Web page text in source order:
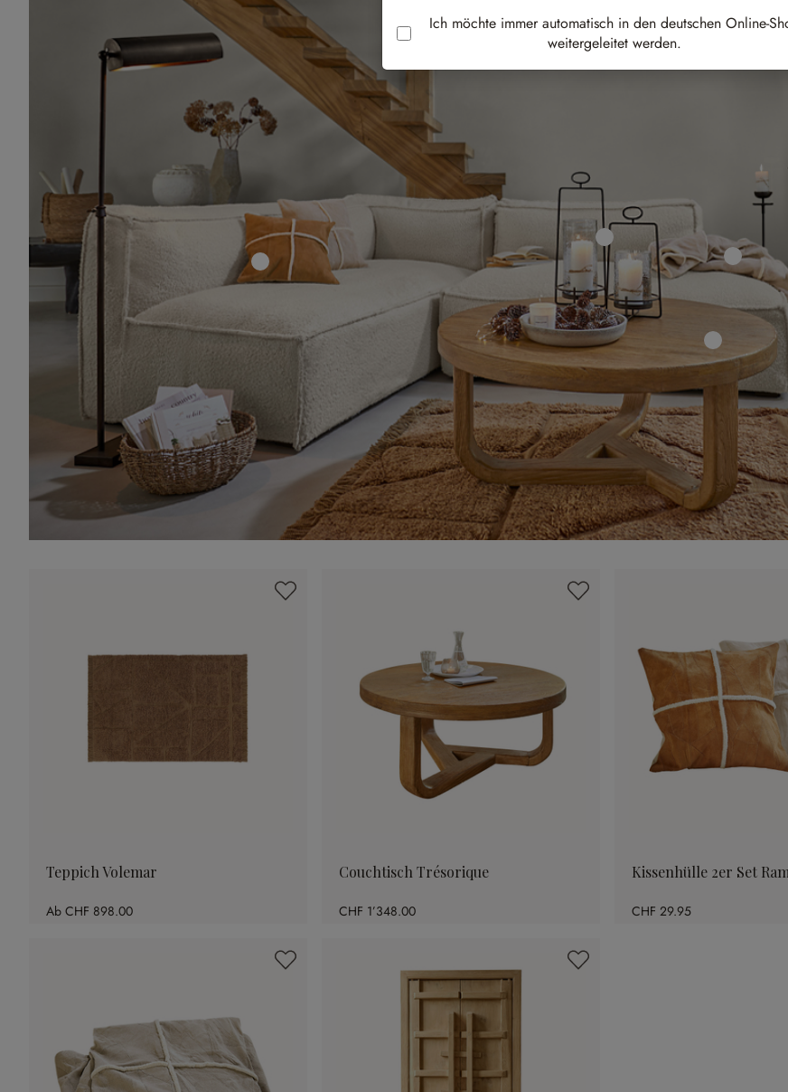
Teppich Volemar
Ab CHF 898.00
Couchtisch Trésorique
CHF 1’348.00
Kissenhülle 2er Set
CHF 29.95
Ich möchte immer automatisch in den deutschen Online-
weitergeleitet werden.